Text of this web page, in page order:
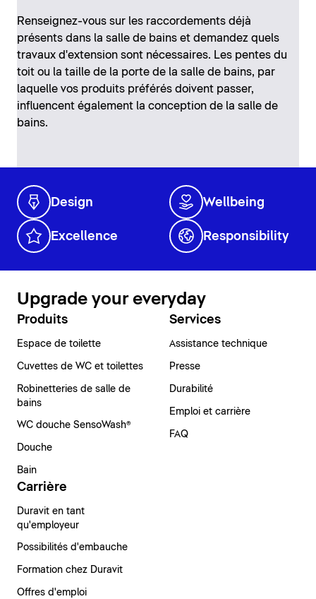
Renseignez-vous sur les raccordements déjà
présents dans la salle de bains et demandez quels
travaux d'extension sont nécessaires. Les pentes du
toit ou la taille de la porte de la salle de bains, par
laquelle vos produits préférés doivent passer,
influencent également la conception de la salle de
bains.
Design Wellbeing
Excellence Responsibility
Upgrade your everyday
Produits
Espace de toilette
Cuvettes de WC et toilettes
Robinetteries de salle de
bains
WC douche SensoWash®
Douche
Bain
Services
Assistance technique
Presse
Durabilité
Emploi et carrière
FAQ
Carrière
Duravit en tant
qu'employeur
Possibilités d'embauche
Formation chez Duravit
Offres d'emploi